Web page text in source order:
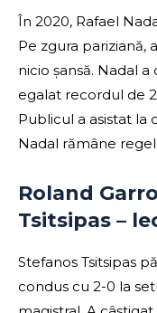
În 2020, Rafael
Pe zgura pariziană,
nicio șansă. Nadal
egalat recordul de
Publicul a asistat la
Nadal rămâne
Roland
Tsitsipas –
Stefanos Tsitsipas
condus cu 2-0 la